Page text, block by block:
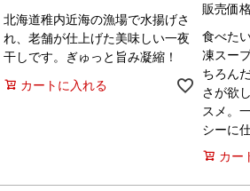
北海道稚内近海の漁場で水揚げさ
れ、老舗が仕上げた美味しい一夜
干しです。ぎゅっと旨み凝縮！
カートに入れる
販売価
食べた
凍スー
ちろん
さが欲
スメ。
シーに
カー